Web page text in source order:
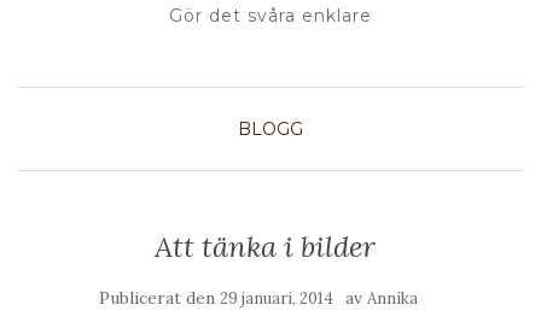
Gör det svåra enklare
BLOGG
Att tänka i bilder
Publicerat den 29 januari, 2014 av Annika